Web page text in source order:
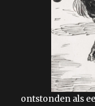
ontstonden als